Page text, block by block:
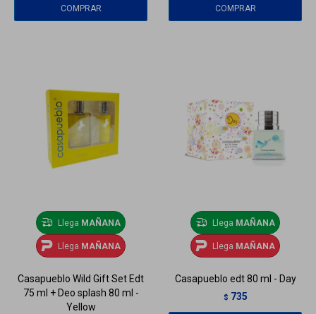
Llega MAÑANA
Llega MAÑANA
Casapueblo Wild Gift Set Edt
75 ml + Deo splash 80 ml -
Yellow
Llega MAÑANA
Llega MAÑANA
Casapueblo edt 80 ml - Day
$ 735